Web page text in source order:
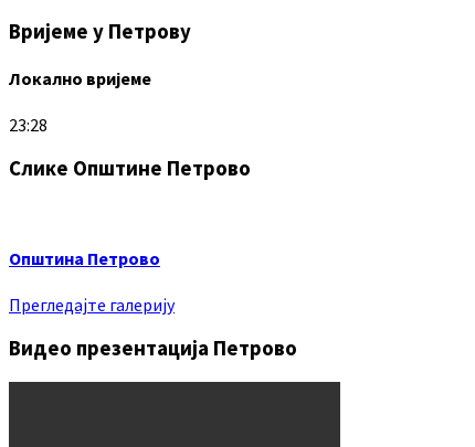
Вријеме у Петрову
Локално вријеме
23:28
Слике Општине Петрово
Општина Петрово
Прегледајте галерију
Видео презентација Петрово